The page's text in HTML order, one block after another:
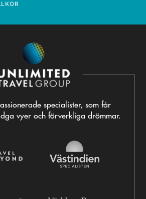
specialister, som får
vyer och förverkliga drömmar.